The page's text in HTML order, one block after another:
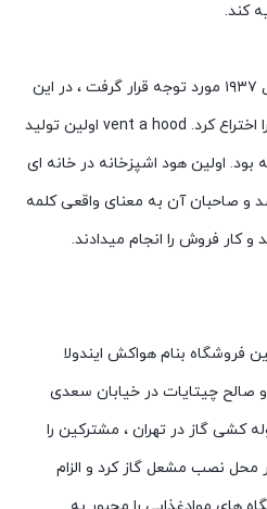
کند.
مفهوم آشپزخانه ای پاک از سال ۱۹۳۷ مورد توجه قرار گرفت ، در این
سال یک مخترع امریکایی هود را اختراع کرد. vent a hood اولین تولید
بود. اولین هود اشپزخانه در خانه ای
و صاحبان آن به معنای واقعی کلمه
کار فروش را انجام میدادند.
میانی دهه ۱۳۳۰ اولین فروشگاه بنام هواکش ایندولا
صالح چیتایات در خیابان سعدی
۱۳۵۰ با آغاز لوله کشی گاز در تهران ، مشترکین را
نصب مشعل گاز کرد و الزام